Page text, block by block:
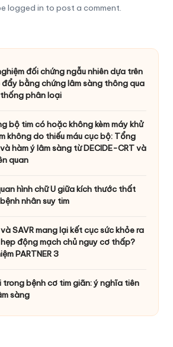
logged in to post a comment.
đối chứng ngẫu nhiên dựa trên
bằng chứng lâm sàng thông qua
phân loại
bộ tim có hoặc không kèm máy khử
không do thiếu máu cục bộ: Tổng
hàm ý lâm sàng từ DECIDE-CRT và
quan
hình chữ U giữa kích thước thất
nhân suy tim
SAVR mang lại kết cục sức khỏe ra
động mạch chủ nguy cơ thấp?
PARTNER 3
bệnh cơ tim giãn: ý nghĩa tiên
sàng